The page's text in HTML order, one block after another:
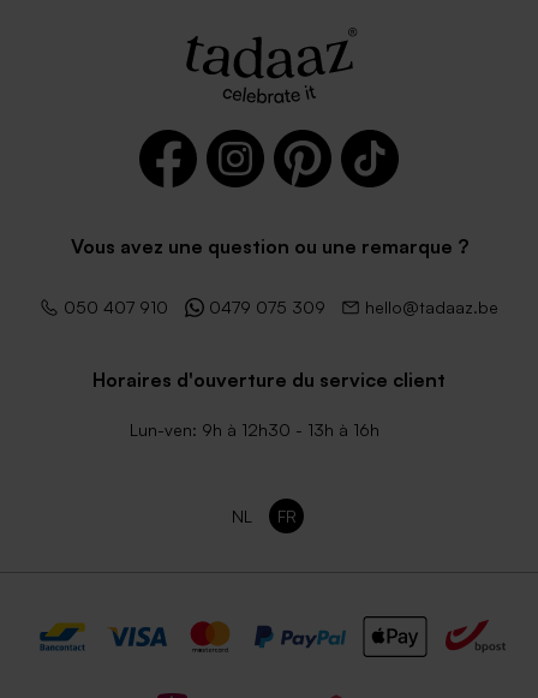
rouge
Enveloppe noire rectangle
Vous avez une question ou une remarque ?
050 407 910 0479 075 309 hello@tadaaz.be
Horaires d'ouverture du service client
Lun-ven: 9h à 12h30 - 13h à 16h
NL FR